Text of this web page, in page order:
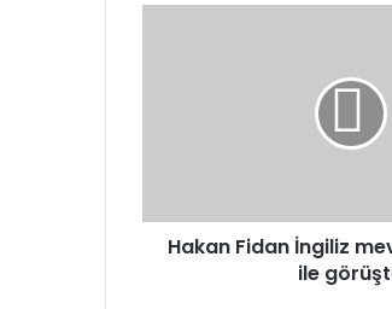
Hakan Fidan İngiliz
ile